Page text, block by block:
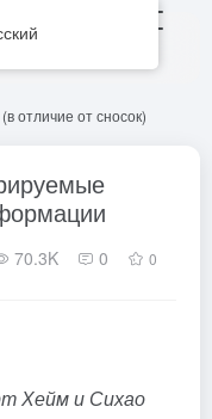
отличие от сносок)
70.3K 0 0
Хейм и Сихао